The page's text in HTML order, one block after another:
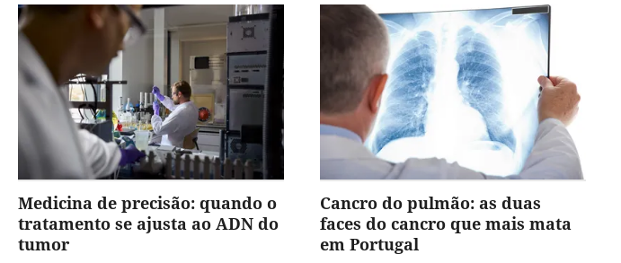
Medicina de precisão: quando o
tratamento se ajusta ao ADN do
tumor
Cancro do pulmão: as duas
faces do cancro que mais mata
em Portugal